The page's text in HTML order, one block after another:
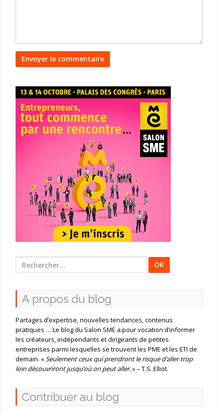
Rechercher
:
A propos du blog
Partages d’expertise, nouvelles tendances, contenus
pratiques … Le blog du Salon SME a pour vocation d’informer
les créateurs, indépendants et dirigeants de petites
entreprises parmi lesquelles se trouvent les PME et les ETI de
demain. «Seulement ceux qui prendront le risque d’aller trop
loin découvriront jusqu’où on peut aller.» – T.S. Elliot.
Contribuer au blog